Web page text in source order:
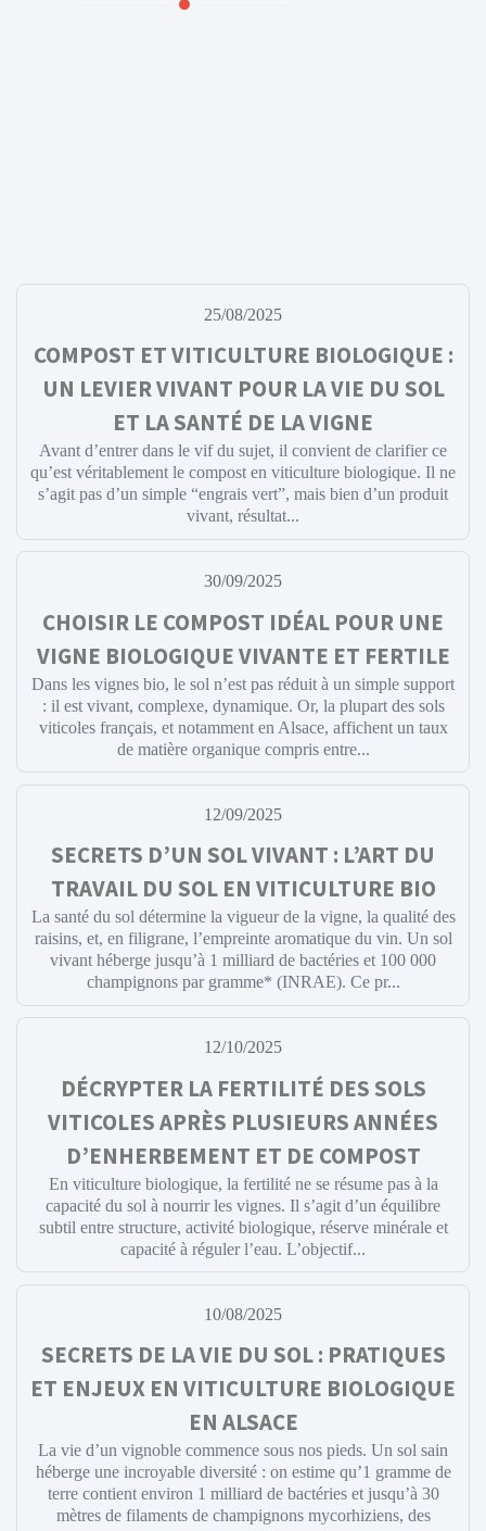
25/08/2025
COMPOST ET VITICULTURE BIOLOGIQUE :
UN LEVIER VIVANT POUR LA VIE DU SOL
ET LA SANTÉ DE LA VIGNE
Avant d’entrer dans le vif du sujet, il convient de clarifier ce
qu’est véritablement le compost en viticulture biologique. Il ne
s’agit pas d’un simple “engrais vert”, mais bien d’un produit
vivant, résultat...
30/09/2025
CHOISIR LE COMPOST IDÉAL POUR UNE
VIGNE BIOLOGIQUE VIVANTE ET FERTILE
Dans les vignes bio, le sol n’est pas réduit à un simple support
: il est vivant, complexe, dynamique. Or, la plupart des sols
viticoles français, et notamment en Alsace, affichent un taux
de matière organique compris entre...
12/09/2025
SECRETS D’UN SOL VIVANT : L’ART DU
TRAVAIL DU SOL EN VITICULTURE BIO
La santé du sol détermine la vigueur de la vigne, la qualité des
raisins, et, en filigrane, l’empreinte aromatique du vin. Un sol
vivant héberge jusqu’à 1 milliard de bactéries et 100 000
champignons par gramme* (INRAE). Ce pr...
12/10/2025
DÉCRYPTER LA FERTILITÉ DES SOLS
VITICOLES APRÈS PLUSIEURS ANNÉES
D’ENHERBEMENT ET DE COMPOST
En viticulture biologique, la fertilité ne se résume pas à la
capacité du sol à nourrir les vignes. Il s’agit d’un équilibre
subtil entre structure, activité biologique, réserve minérale et
capacité à réguler l’eau. L’objectif...
10/08/2025
SECRETS DE LA VIE DU SOL : PRATIQUES
ET ENJEUX EN VITICULTURE BIOLOGIQUE
EN ALSACE
La vie d’un vignoble commence sous nos pieds. Un sol sain
héberge une incroyable diversité : on estime qu’1 gramme de
terre contient environ 1 milliard de bactéries et jusqu’à 30
mètres de filaments de champignons mycorhiziens, des